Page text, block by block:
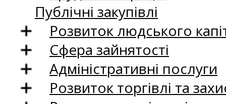
Публічні закупівлі
Розвиток людського
Сфера зайнятості
Адміністративні послуги
Розвиток торгівлі та